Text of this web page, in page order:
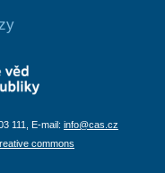
111, E-mail: info@cas.cz
commons